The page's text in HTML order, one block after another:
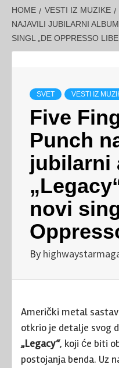
HOME VESTI IZ MUZIKE
NAJAVILI JUBILARNI
SINGL „DE OPPRESSO
SVET VESTI IZ
Five
Punch
jubilarni
novi
By
Američki metal sastav
otkrio je detalje svog
„Legacy“, koji će biti
postojanja benda. Uz